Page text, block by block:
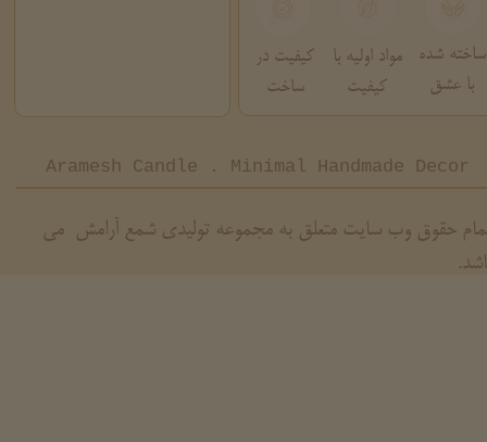
حقوق وب سایت متعلق به مجموعه تولیدی شمع آرامش می
ساخته شده
با عشق
مواد اولیه با
کیفیت
کیفیت در
ساخت
Aramesh Candle . Minimal Handmade Decor